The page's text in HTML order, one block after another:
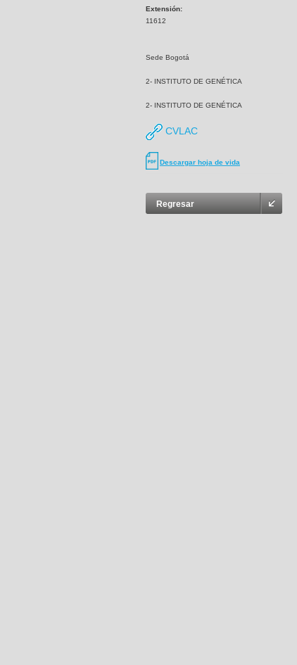
Extensión:
11612
Sede Bogotá
2- INSTITUTO DE GENÉTICA
2- INSTITUTO DE GENÉTICA
CVLAC
Descargar hoja de vida
Regresar